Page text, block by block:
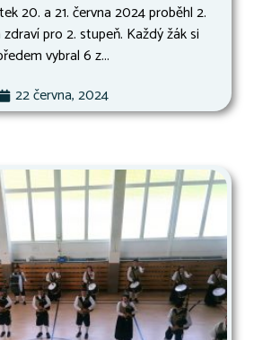
20. a 21. června 2024 proběhl 2.
pro 2. stupeň. Každý žák si
vybral 6 z...
22 června, 2024